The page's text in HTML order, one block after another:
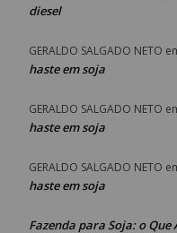
diesel
GERALDO SALGADO NETO
haste em soja
GERALDO SALGADO NETO
haste em soja
GERALDO SALGADO NETO
haste em soja
Fazenda para Soja: o